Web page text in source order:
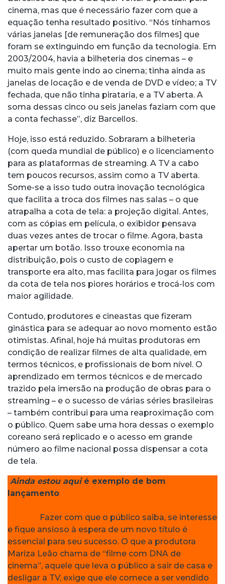
cinema, mas que é necessário fazer com que a
equação tenha resultado positivo. “Nós tínhamos
várias janelas [de remuneração dos filmes] que
foram se extinguindo em função da tecnologia. Em
2003/2004, havia a bilheteria dos cinemas – e
muito mais gente indo ao cinema; tinha ainda as
janelas de locação e de venda de DVD e vídeo; a TV
fechada, que não tinha pirataria, e a TV aberta. A
soma dessas cinco ou seis janelas faziam com que
a conta fechasse”, diz Barcellos.
Hoje, isso está reduzido. Sobraram a bilheteria
(com queda mundial de público) e o licenciamento
para as plataformas de streaming. A TV a cabo
tem poucos recursos, assim como a TV aberta.
Some-se a isso tudo outra inovação tecnológica
que facilita a troca dos filmes nas salas – o que
atrapalha a cota de tela: a projeção digital. Antes,
com as cópias em película, o exibidor pensava
duas vezes antes de trocar o filme. Agora, basta
apertar um botão. Isso trouxe economia na
distribuição, pois o custo de copiagem e
transporte era alto, mas facilita para jogar os filmes
da cota de tela nos piores horários e trocá-los com
maior agilidade.
Contudo, produtores e cineastas que fizeram
ginástica para se adequar ao novo momento estão
otimistas. Afinal, hoje há muitas produtoras em
condição de realizar filmes de alta qualidade, em
termos técnicos, e profissionais de bom nível. O
aprendizado em termos técnicos e de mercado
trazido pela imersão na produção de obras para o
streaming – e o sucesso de várias séries brasileiras
– também contribui para uma reaproximação com
o público. Quem sabe uma hora dessas o exemplo
coreano será replicado e o acesso em grande
número ao filme nacional possa dispensar a cota
de tela.
Ainda estou aquié exemplo de bom
lançamento
Fazer com que o público saiba, se interesse
e fique ansioso à espera de um novo título é
essencial para seu sucesso. O que a produtora
Mariza Leão chama de “filme com DNA de
cinema”, aquele que leva o público a sair de casa e
desligar a TV, exige que ele comece a ser vendido